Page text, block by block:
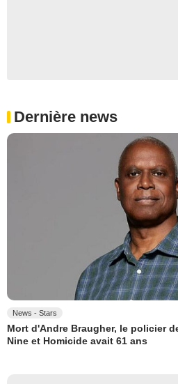
Dernière news
News - Stars
Mort d'Andre Braugher, le policier
Nine et Homicide avait 61 ans